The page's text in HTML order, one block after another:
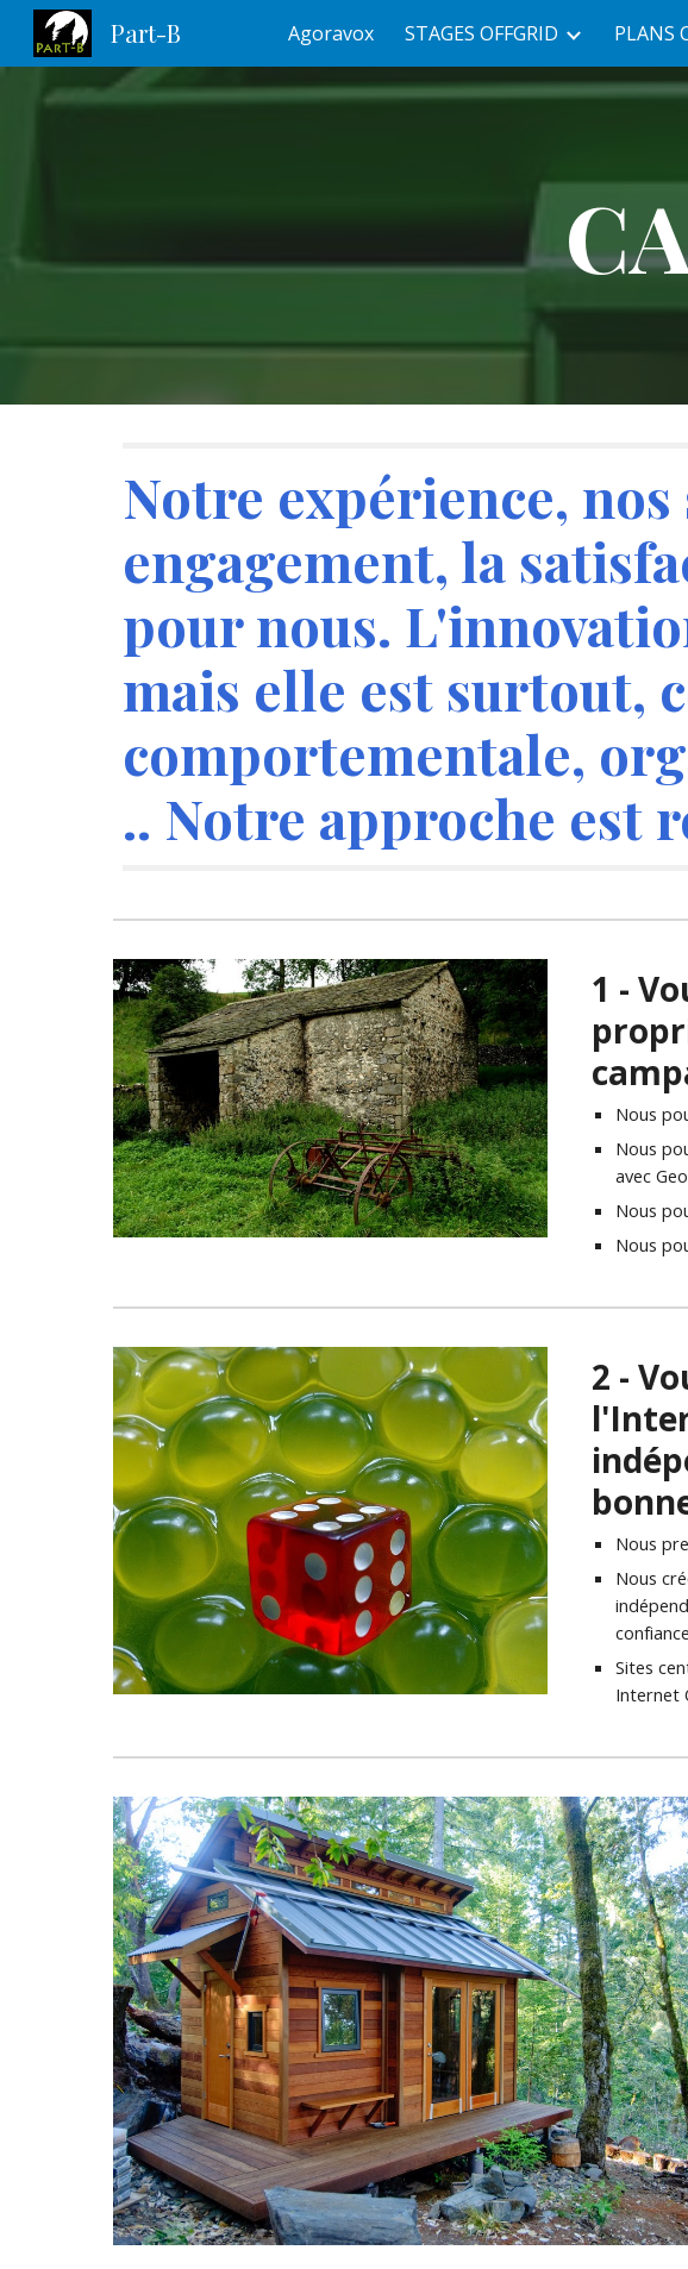
Skip to main content
Part-B Agoravox STAGES OFFGRID PLANS
Notre expérience,
engagement, la
pour nous.
mais elle est surtout,
comportementale,
.. Notre approche est
1 -
Nous
Nous
avec
Nous
Nous
2 -
Nous
Nous
Sites
Internet